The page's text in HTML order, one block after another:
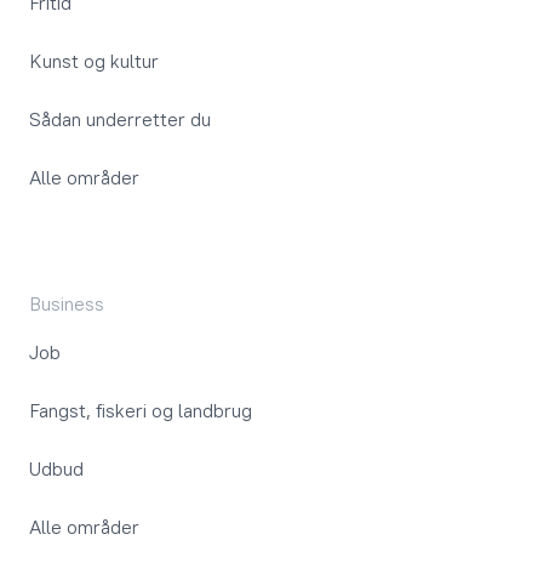
Kunst og kultur
Sådan underretter du
Alle områder
Business
Job
Fangst, fiskeri og landbrug
Udbud
Alle områder